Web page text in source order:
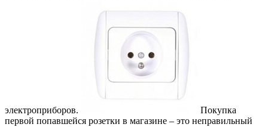
электроприборов.
Покупка
первой попавшейся розетки в магазине – это неправильный